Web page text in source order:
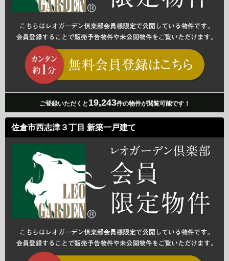
ご登録いただくと 19,243件の物件が閲覧可能です！
佐倉市西志津３丁目 新築一戸建て